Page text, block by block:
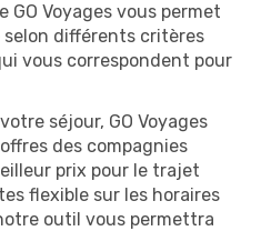
Voyages vous permet
différents critères
vous correspondent pour
séjour, GO Voyages
des compagnies
prix pour le trajet
flexible sur les horaires
outil vous permettra